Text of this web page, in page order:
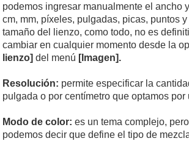
podemos ingresar manualmente el ancho
cm, mm, píxeles, pulgadas, picas, puntos y
tamaño del lienzo, como todo, no es
cambiar en cualquier momento desde la
lienzo] del menú [Imagen].
Resolución: permite especificar la
pulgada o por centímetro que optamos por
Modo de color: es un tema complejo,
podemos decir que define el tipo de